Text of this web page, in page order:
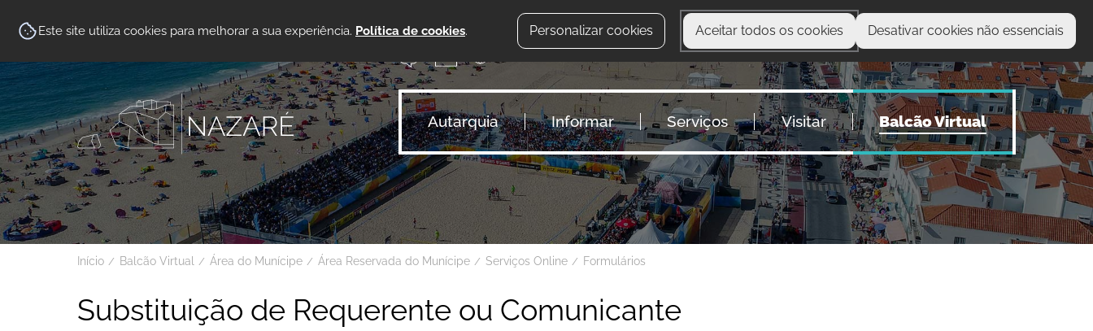
Este site utiliza cookies para melhorar a sua experiência. Política de cookies. Personalizar cookies Aceitar todos os cookies Desativar cookies não essenciais
O que procura?
Autarquia Informar Serviços Visitar Balcão Virtual
Início Balcão Virtual Área do Munícipe Área Reservada do Munícipe Serviços Online Formulários
Substituição de Requerente ou Comunicante